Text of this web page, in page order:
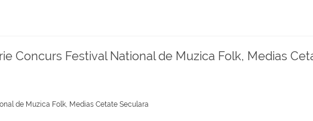
Concurs Festival National de Muzica Folk, Medias
de Muzica Folk, Medias Cetate Seculara